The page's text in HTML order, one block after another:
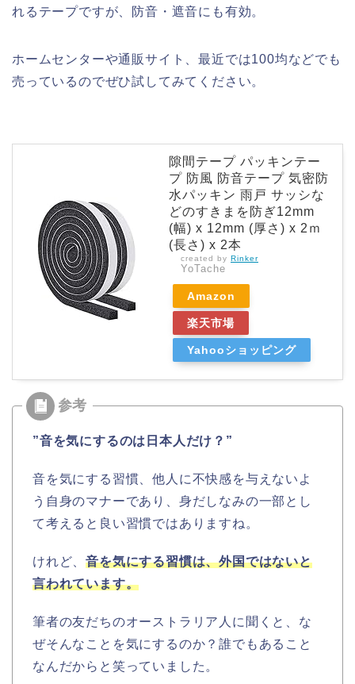
れるテープですが、防音・遮音にも有効。
ホームセンターや通販サイト、最近では100均などでも
売っているのでぜひ試してみてください。
隙間テープ パッキンテー
プ 防風 防音テープ 気密防
水パッキン 雨戸 サッシな
どのすきまを防ぎ12mm
(幅) x 12mm (厚さ) x 2ｍ
(長さ) x 2本
created by Rinker
YoTache
Amazon
楽天市場
Yahooショッピング
”音を気にするのは日本人だけ？”
音を気にする習慣、他人に不快感を与えないよ
う自身のマナーであり、身だしなみの一部とし
て考えると良い習慣ではありますね。
けれど、音を気にする習慣は、外国ではないと
言われています。
筆者の友だちのオーストラリア人に聞くと、な
ぜそんなことを気にするのか？誰でもあること
なんだからと笑っていました。